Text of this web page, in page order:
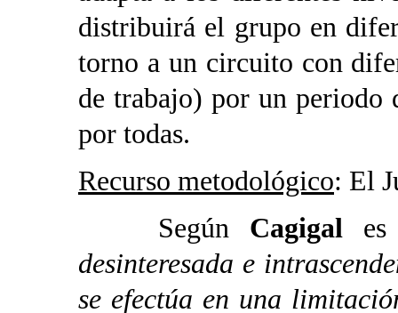
distribuirá el grupo en
torno a un circuito con
de trabajo) por un periodo
por todas.
Recurso metodológico: El
Según Cagigal es
desinteresada e
se efectúa en una